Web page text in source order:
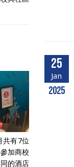
共有7位
加商校
的酒店
25
Jan
2025